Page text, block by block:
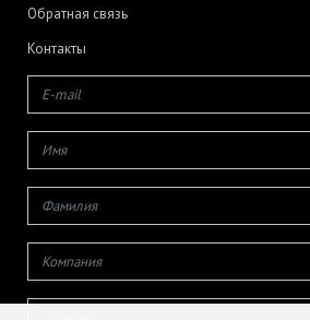
Обратная связь
Контакты